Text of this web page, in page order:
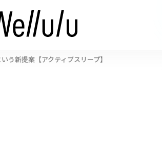
う新提案【アクティブスリープ】